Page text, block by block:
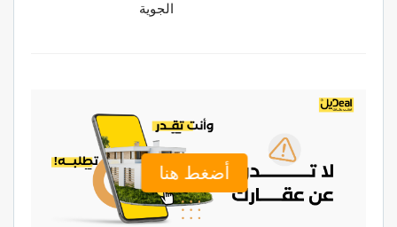
الجوية
أضغط هنا